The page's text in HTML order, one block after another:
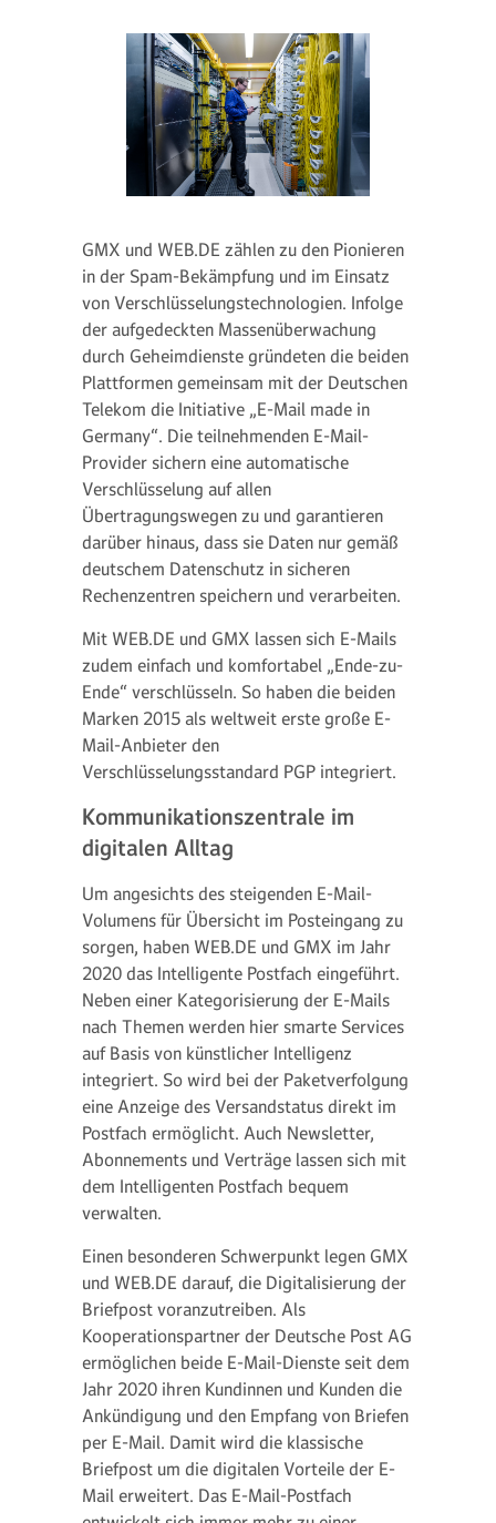
GMX und WEB.DE zählen zu den Pionieren
in der Spam-Bekämpfung und im Einsatz
von Verschlüsselungstechnologien. Infolge
der aufgedeckten Massenüberwachung
durch Geheimdienste gründeten die beiden
Plattformen gemeinsam mit der Deutschen
Telekom die Initiative „E-Mail made in
Germany“. Die teilnehmenden E-Mail-
Provider sichern eine automatische
Verschlüsselung auf allen
Übertragungswegen zu und garantieren
darüber hinaus, dass sie Daten nur gemäß
deutschem Datenschutz in sicheren
Rechenzentren speichern und verarbeiten.
Mit WEB.DE und GMX lassen sich E-Mails
zudem einfach und komfortabel „Ende-zu-
Ende“ verschlüsseln. So haben die beiden
Marken 2015 als weltweit erste große E-
Mail-Anbieter den
Verschlüsselungsstandard PGP integriert.
Kommunikationszentrale im
digitalen Alltag
Um angesichts des steigenden E-Mail-
Volumens für Übersicht im Posteingang zu
sorgen, haben WEB.DE und GMX im Jahr
2020 das Intelligente Postfach eingeführt.
Neben einer Kategorisierung der E-Mails
nach Themen werden hier smarte Services
auf Basis von künstlicher Intelligenz
integriert. So wird bei der Paketverfolgung
eine Anzeige des Versandstatus direkt im
Postfach ermöglicht. Auch Newsletter,
Abonnements und Verträge lassen sich mit
dem Intelligenten Postfach bequem
verwalten.
Einen besonderen Schwerpunkt legen GMX
und WEB.DE darauf, die Digitalisierung der
Briefpost voranzutreiben. Als
Kooperationspartner der Deutsche Post AG
ermöglichen beide E-Mail-Dienste seit dem
Jahr 2020 ihren Kundinnen und Kunden die
Ankündigung und den Empfang von Briefen
per E-Mail. Damit wird die klassische
Briefpost um die digitalen Vorteile der E-
Mail erweitert. Das E-Mail-Postfach